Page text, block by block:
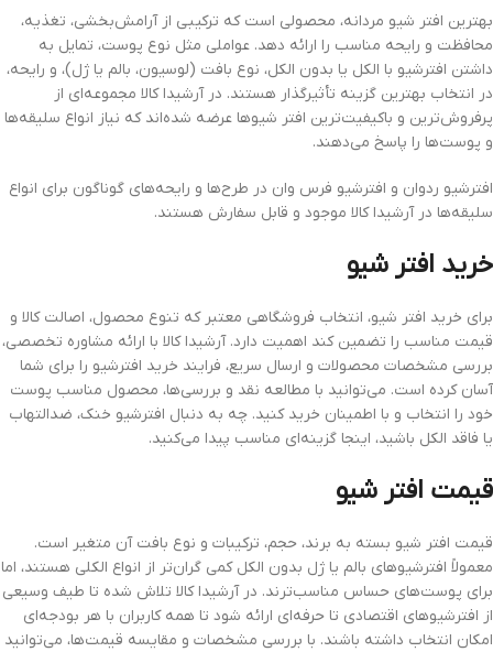
بهترین افتر شیو مردانه، محصولی است که ترکیبی از آرامش‌بخشی، تغذیه،
محافظت و رایحه مناسب را ارائه دهد. عواملی مثل نوع پوست، تمایل به
داشتن افترشیو با الکل یا بدون الکل، نوع بافت (لوسیون، بالم یا ژل)، و رایحه،
در انتخاب بهترین گزینه تأثیرگذار هستند. در آرشیدا کالا مجموعه‌ای از
پرفروش‌ترین و باکیفیت‌ترین افتر شیوها عرضه شده‌اند که نیاز انواع سلیقه‌ها
و پوست‌ها را پاسخ می‌دهند.
افترشیو ردوان و افترشیو فرس وان در طرح‌ها و رایحه‌های گوناگون برای انواع
سلیقه‌ها در آرشیدا کالا موجود و قابل سفارش هستند.
خرید افتر شیو
برای خرید افتر شیو، انتخاب فروشگاهی معتبر که تنوع محصول، اصالت کالا و
قیمت مناسب را تضمین کند اهمیت دارد. آرشیدا کالا با ارائه مشاوره تخصصی،
بررسی مشخصات محصولات و ارسال سریع، فرایند خرید افترشیو را برای شما
آسان کرده است. می‌توانید با مطالعه نقد و بررسی‌ها، محصول مناسب پوست
خود را انتخاب و با اطمینان خرید کنید. چه به دنبال افترشیو خنک، ضدالتهاب
یا فاقد الکل باشید، اینجا گزینه‌ای مناسب پیدا می‌کنید.
قیمت افتر شیو
قیمت افتر شیو بسته به برند، حجم، ترکیبات و نوع بافت آن متغیر است.
معمولاً افترشیوهای بالم یا ژل بدون الکل کمی گران‌تر از انواع الکلی هستند، اما
برای پوست‌های حساس مناسب‌ترند. در آرشیدا کالا تلاش شده تا طیف وسیعی
از افترشیوهای اقتصادی تا حرفه‌ای ارائه شود تا همه کاربران با هر بودجه‌ای
امکان انتخاب داشته باشند. با بررسی مشخصات و مقایسه قیمت‌ها، می‌توانید